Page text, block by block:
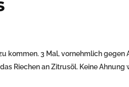
kommen. 3 Mal, vornehmlich gegen
Riechen an Zitrusöl. Keine Ahnung